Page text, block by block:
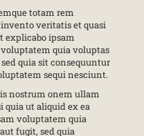
totam rem
invento veritatis et quasi
explicabo ipsam
quia voluptas
quia sit consequuntur
sequi nesciunt.
nostrum onem ullam
quia ut aliquid ex ea
voluptatem quia
fugit, sed quia